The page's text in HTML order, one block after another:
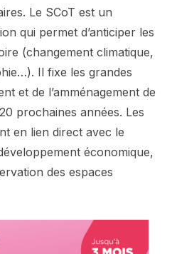
Le SCoT est un
qui permet d’anticiper les
(changement climatique,
Il fixe les grandes
et de l’amménagement de
prochaines années. Les
en lien direct avec le
économique,
des espaces